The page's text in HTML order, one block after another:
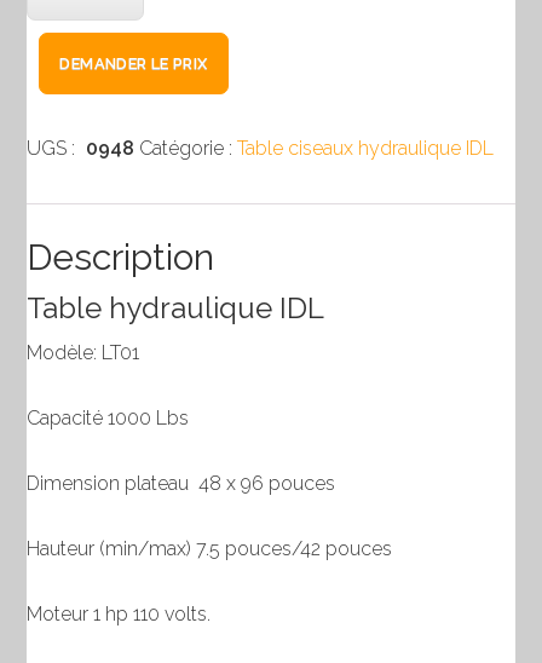
de
ciseaux
IDL
1000
lbs
48
96
DEMANDER LE PRIX
UGS : 0948 Catégorie :Table ciseaux hydraulique IDL
Description
Table hydraulique IDL
Modèle: LT01
Capacité 1000 Lbs
Dimension plateau 48 x 96 pouces
Hauteur (min/max) 7.5 pouces/42 pouces
Moteur 1 hp 110 volts.